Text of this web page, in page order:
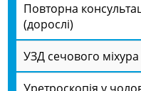
Повторна
(дорослі)
УЗД сечового міхура